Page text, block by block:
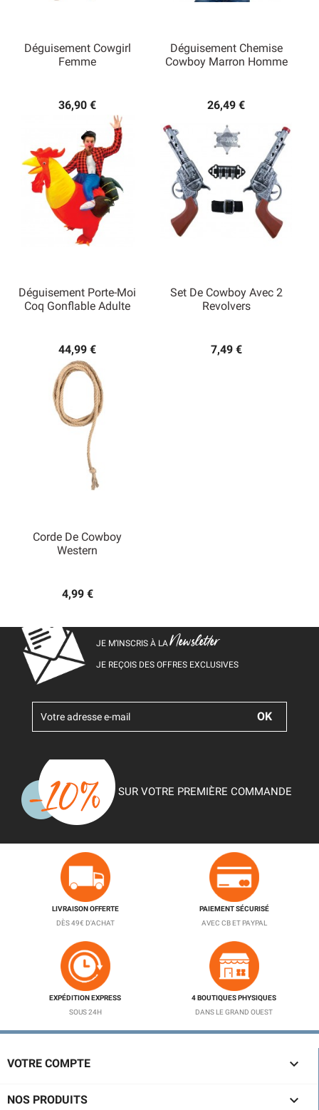
Déguisement Cowgirl
Femme
36,90 €
Déguisement Chemise
Cowboy Marron Homme
26,49 €
Déguisement Porte-Moi
Coq Gonflable Adulte
44,99 €
Set De Cowboy Avec 2
Revolvers
7,49 €
Corde De Cowboy
Western
4,99 €
JE M’INSCRIS À LANewsletter
JE REÇOIS DES OFFRES EXCLUSIVES
SUR VOTRE PREMIÈRE COMMANDE
LIVRAISON OFFERTE
DÈS 49€ D'ACHAT
PAIEMENT SÉCURISÉ
AVEC CB ET PAYPAL
EXPÉDITION EXPRESS
SOUS 24H
4 BOUTIQUES PHYSIQUES
DANS LE GRAND OUEST
VOTRE COMPTE 
NOS PRODUITS 